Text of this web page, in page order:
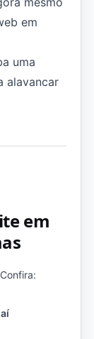
em
uma
alavancar
em